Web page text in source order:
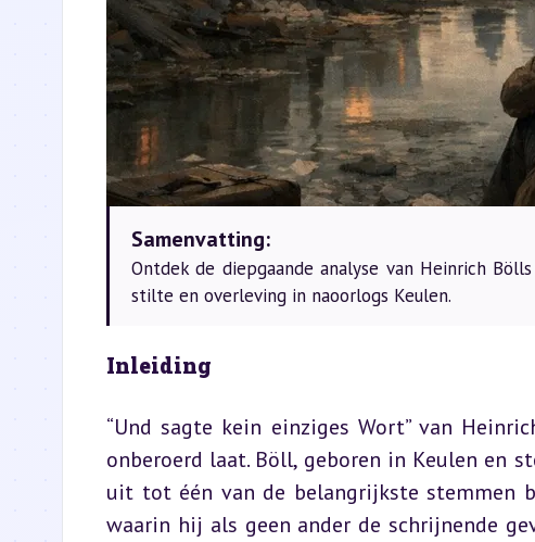
Samenvatting:
Ontdek de diepgaande analyse van Heinrich
stilte en overleving in naoorlogs Keulen.
Inleiding
“Und sagte kein einziges Wort” van
onberoerd laat. Böll, geboren in Keulen en
uit tot één van de belangrijkste stemmen
waarin hij als geen ander de schrijnende